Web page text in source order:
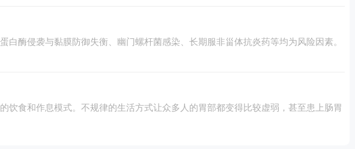
酶侵袭与黏膜防御失衡、幽门螺杆菌感染、长期服非甾体抗炎药等均为风险因素。
食和作息模式。不规律的生活方式让众多人的胃部都变得比较虚弱，甚至患上肠胃